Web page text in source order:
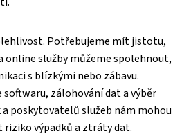
Potřebujeme mít jistotu,
online služby můžeme spolehnout,
s blízkými nebo zábavu.
zálohování dat a výběr
poskytovatelů služeb nám mohou
výpadků a ztráty dat.